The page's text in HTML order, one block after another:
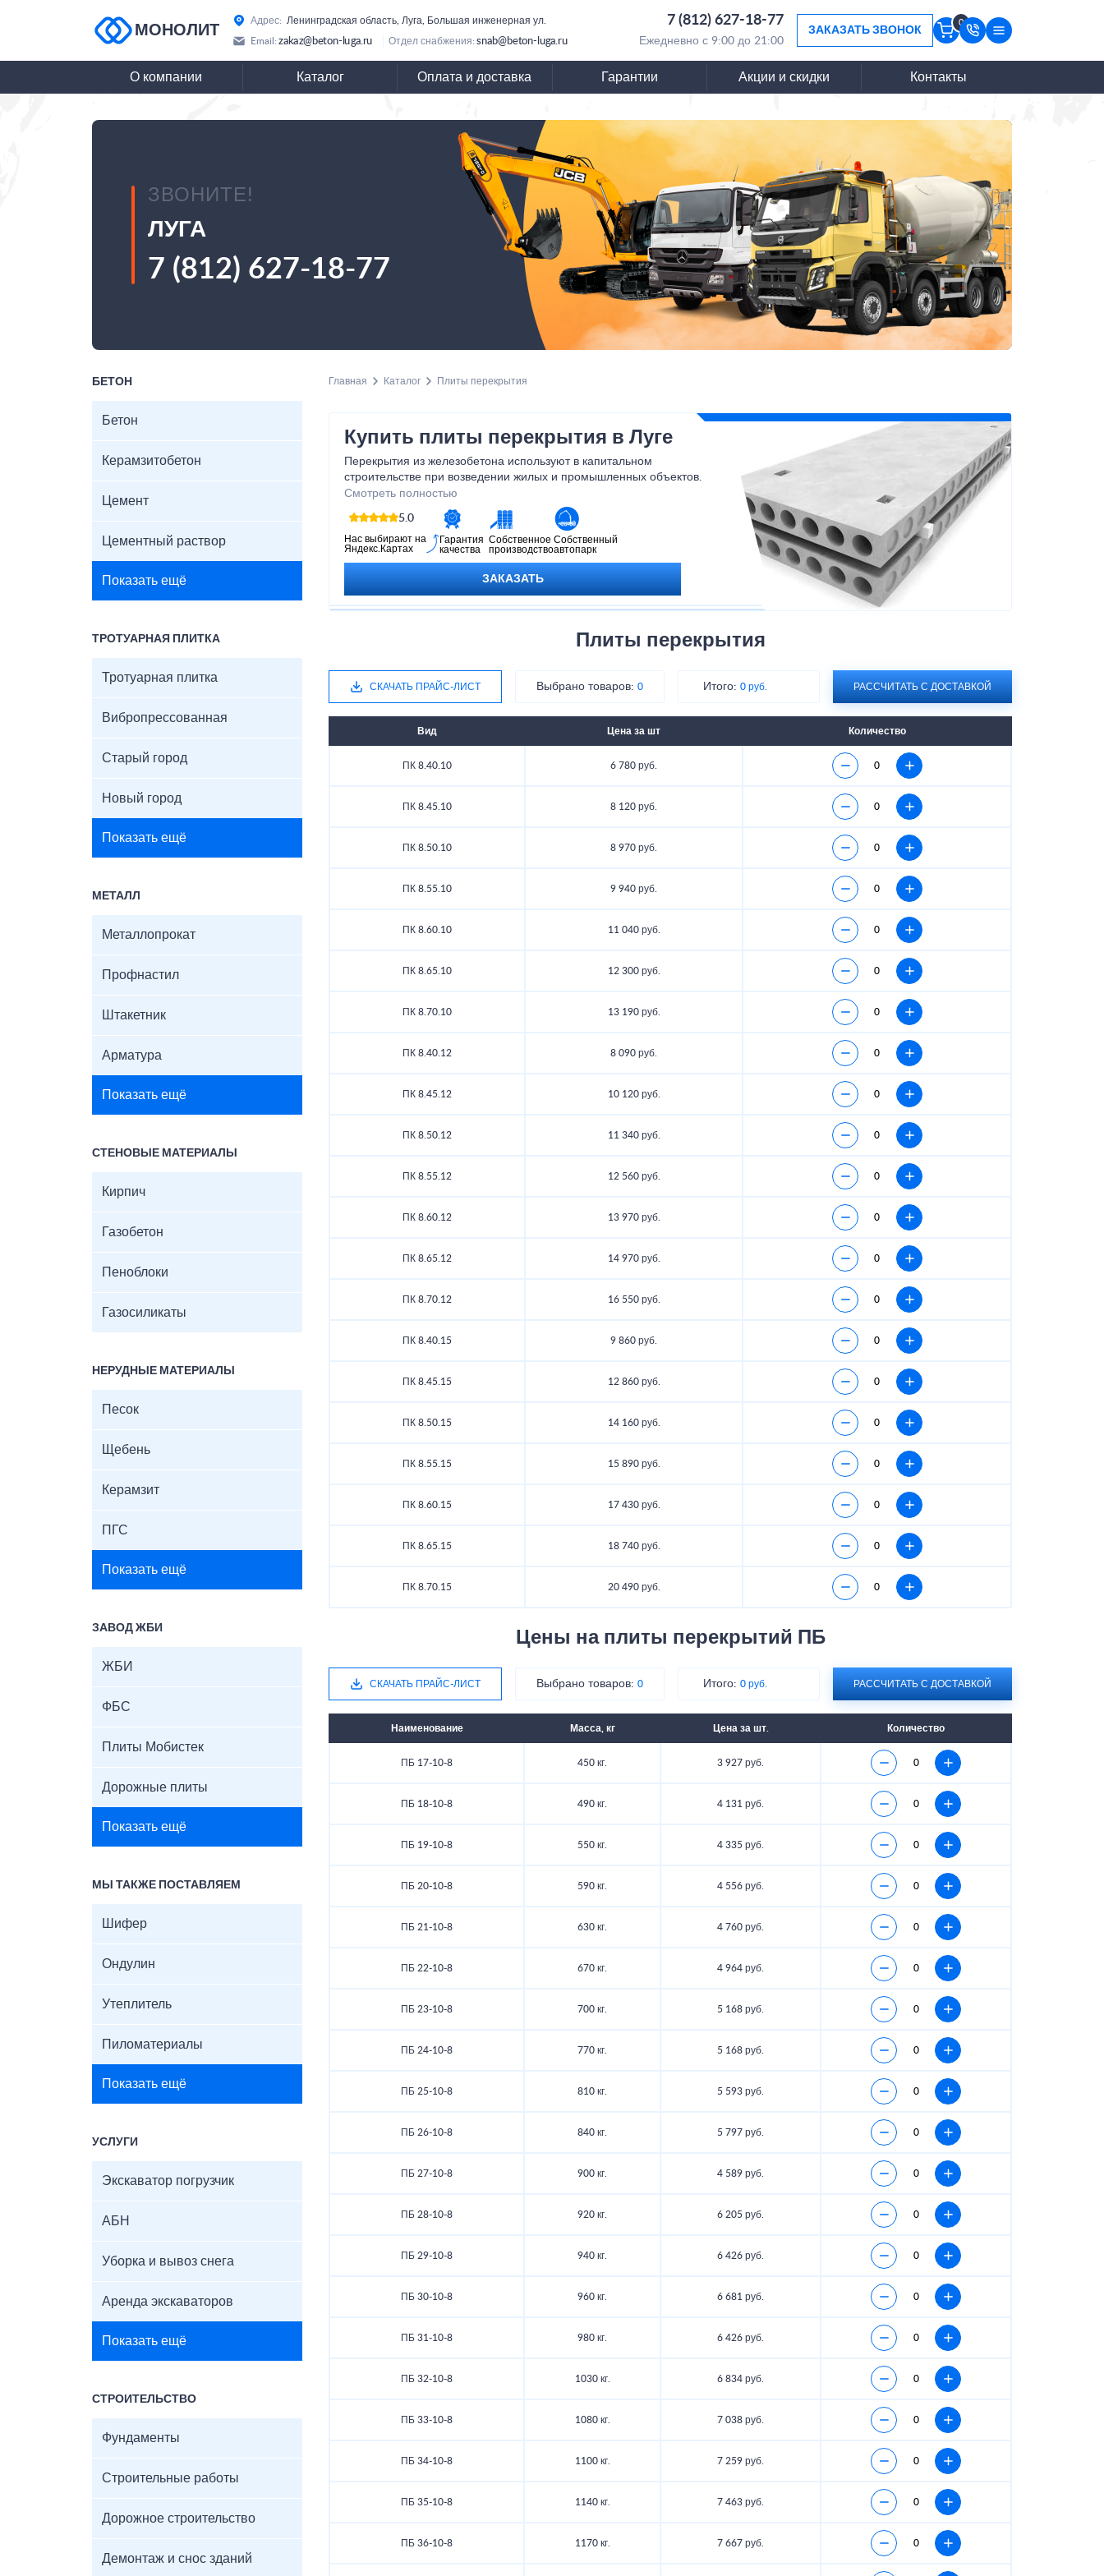
МОНОЛИТ
Адрес: Ленинградская область, Луга, Большая инженерная ул. 7 (812) 627-18-77
Email: zakaz@beton-luga.ru Отдел снабжения: snab@beton-luga.ru Ежедневно с 9:00 до 21:00
ЗАКАЗАТЬ ЗВОНОК
0
О компании Каталог Оплата и доставка Гарантии Акции и скидки Контакты
ЗВОНИТЕ!
ЛУГА
7 (812) 627-18-77
БЕТОН
Бетон
Керамзитобетон
Цемент
Цементный раствор
Показать ещё
ТРОТУАРНАЯ ПЛИТКА
Тротуарная плитка
Вибропрессованная
Старый город
Новый город
Показать ещё
МЕТАЛЛ
Металлопрокат
Профнастил
Штакетник
Арматура
Показать ещё
СТЕНОВЫЕ МАТЕРИАЛЫ
Кирпич
Газобетон
Пеноблоки
Газосиликаты
НЕРУДНЫЕ МАТЕРИАЛЫ
Песок
Щебень
Керамзит
ПГС
Показать ещё
ЗАВОД ЖБИ
ЖБИ
ФБС
Плиты Мобистек
Дорожные плиты
Показать ещё
МЫ ТАКЖЕ ПОСТАВЛЯЕМ
Шифер
Ондулин
Утеплитель
Пиломатериалы
Показать ещё
УСЛУГИ
Экскаватор погрузчик
АБН
Уборка и вывоз снега
Аренда экскаваторов
Показать ещё
СТРОИТЕЛЬСТВО
Фундаменты
Строительные работы
Дорожное строительство
Демонтаж и снос зданий
Главная Каталог Плиты перекрытия
Купить плиты перекрытия в Луге
Перекрытия из железобетона используют в капитальном
строительстве при возведении жилых и промышленных объектов.
Производители делают различные виды конструкций, что позволяет
выбрать оптимальный вариант для сооружения.
Смотреть полностью
5.0
Нас выбирают на
Яндекс.Картах
Гарантия
качества
Собственное
производство
Собственный
автопарк
ЗАКАЗАТЬ
Плиты перекрытия
СКАЧАТЬ ПРАЙС-ЛИСТ Выбрано товаров: 0 Итого:0 руб. РАССЧИТАТЬ С ДОСТАВКОЙ
Вид Цена за шт Количество
ПК 8.40.10 6 780 руб.
ПК 8.45.10 8 120 руб.
ПК 8.50.10 8 970 руб.
ПК 8.55.10 9 940 руб.
ПК 8.60.10 11 040 руб.
ПК 8.65.10 12 300 руб.
ПК 8.70.10 13 190 руб.
ПК 8.40.12 8 090 руб.
ПК 8.45.12 10 120 руб.
ПК 8.50.12 11 340 руб.
ПК 8.55.12 12 560 руб.
ПК 8.60.12 13 970 руб.
ПК 8.65.12 14 970 руб.
ПК 8.70.12 16 550 руб.
ПК 8.40.15 9 860 руб.
ПК 8.45.15 12 860 руб.
ПК 8.50.15 14 160 руб.
ПК 8.55.15 15 890 руб.
ПК 8.60.15 17 430 руб.
ПК 8.65.15 18 740 руб.
ПК 8.70.15 20 490 руб.
Цены на плиты перекрытий ПБ
СКАЧАТЬ ПРАЙС-ЛИСТ Выбрано товаров: 0 Итого:0 руб. РАССЧИТАТЬ С ДОСТАВКОЙ
Наименование Масса, кг Цена за шт. Количество
ПБ 17-10-8 450 кг. 3 927 руб.
ПБ 18-10-8 490 кг. 4 131 руб.
ПБ 19-10-8 550 кг. 4 335 руб.
ПБ 20-10-8 590 кг. 4 556 руб.
ПБ 21-10-8 630 кг. 4 760 руб.
ПБ 22-10-8 670 кг. 4 964 руб.
ПБ 23-10-8 700 кг. 5 168 руб.
ПБ 24-10-8 770 кг. 5 168 руб.
ПБ 25-10-8 810 кг. 5 593 руб.
ПБ 26-10-8 840 кг. 5 797 руб.
ПБ 27-10-8 900 кг. 4 589 руб.
ПБ 28-10-8 920 кг. 6 205 руб.
ПБ 29-10-8 940 кг. 6 426 руб.
ПБ 30-10-8 960 кг. 6 681 руб.
ПБ 31-10-8 980 кг. 6 426 руб.
ПБ 32-10-8 1030 кг. 6 834 руб.
ПБ 33-10-8 1080 кг. 7 038 руб.
ПБ 34-10-8 1100 кг. 7 259 руб.
ПБ 35-10-8 1140 кг. 7 463 руб.
ПБ 36-10-8 1170 кг. 7 667 руб.